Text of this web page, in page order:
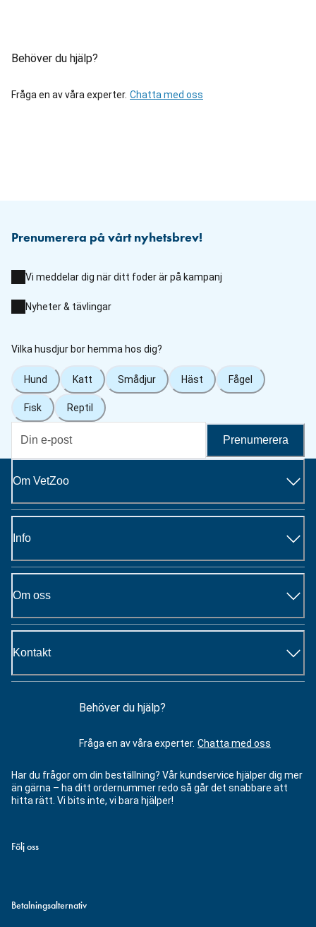
Behöver du hjälp?
Fråga en av våra experter. Chatta med oss
Prenumerera på vårt nyhetsbrev!
Vi meddelar dig när ditt foder är på kampanj
Nyheter & tävlingar
Vilka husdjur bor hemma hos dig?
Hund Katt Smådjur Häst Fågel
Fisk Reptil
Prenumerera
Om VetZoo
Info
Om oss
Kontakt
Behöver du hjälp?
Fråga en av våra experter. Chatta med oss
Har du frågor om din beställning? Vår kundservice hjälper dig mer
än gärna – ha ditt ordernummer redo så går det snabbare att
hitta rätt. Vi bits inte, vi bara hjälper!
Följ oss
Betalningsalternativ